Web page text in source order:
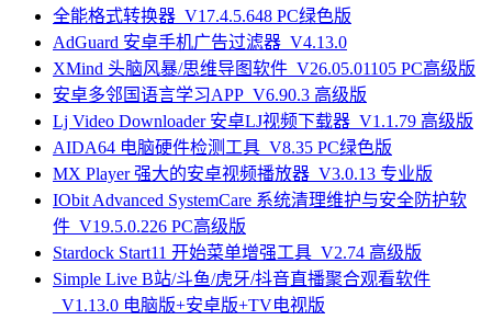
全能格式转换器_V17.4.5.648 PC绿色版
AdGuard 安卓手机广告过滤器_V4.13.0
XMind 头脑风暴/思维导图软件_V26.05.01105 PC高级版
安卓多邻国语言学习APP_V6.90.3 高级版
Lj Video Downloader 安卓LJ视频下载器_V1.1.79 高级版
AIDA64 电脑硬件检测工具_V8.35 PC绿色版
MX Player 强大的安卓视频播放器_V3.0.13 专业版
IObit Advanced SystemCare 系统清理维护与安全防护软
件_V19.5.0.226 PC高级版
Stardock Start11 开始菜单增强工具_V2.74 高级版
Simple Live B站/斗鱼/虎牙/抖音直播聚合观看软件
_V1.13.0 电脑版+安卓版+TV电视版